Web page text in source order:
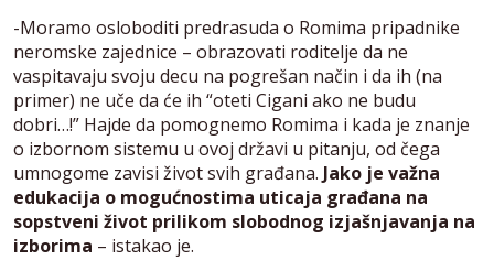
-Moramo osloboditi predrasuda o Romima pripadnike
neromske zajednice – obrazovati roditelje da ne
vaspitavaju svoju decu na pogrešan način i da ih (na
primer) ne uče da će ih “oteti Cigani ako ne budu
dobri…!” Hajde da pomognemo Romima i kada je znanje
o izbornom sistemu u ovoj državi u pitanju, od čega
umnogome zavisi život svih građana. Jako je važna
edukacija o mogućnostima uticaja građana na
sopstveni život prilikom slobodnog izjašnjavanja na
izborima – istakao je.